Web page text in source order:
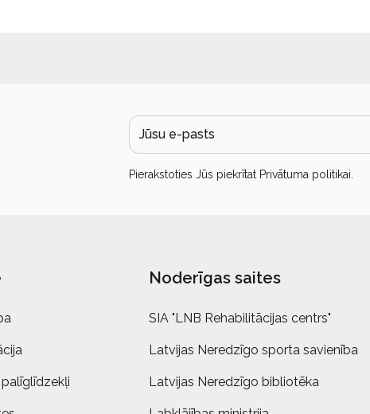
Pierakstoties Jūs piekrītat Privātuma politikai
palīglīdzekļi
Noderīgas saites
SIA "LNB Rehabilitācijas centrs"
Latvijas Neredzīgo sporta savienība
Latvijas Neredzīgo bibliotēka